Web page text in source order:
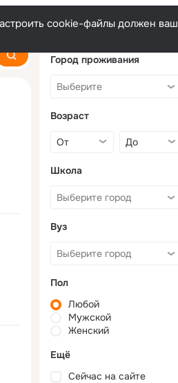
cookie-файлы должен ваш
Город проживания
Возраст
Школа
Вуз
Пол
Любой
Мужской
Женский
Ещё
Сейчас на сайте